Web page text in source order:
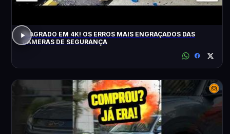
FLAGRADO EM 4K! OS ERROS MAIS ENGRAÇADOS DAS
CÂMERAS DE SEGURANÇA